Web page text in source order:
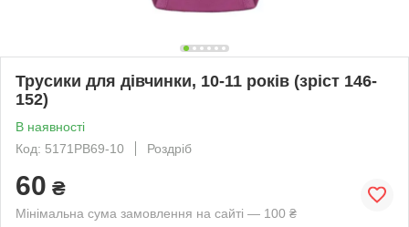
Трусики для дівчинки, 10-11 років (зріст 146-
152)
В наявності
Код: 5171PB69-10
Роздріб
60 ₴
Мінімальна сума замовлення на сайті — 100 ₴